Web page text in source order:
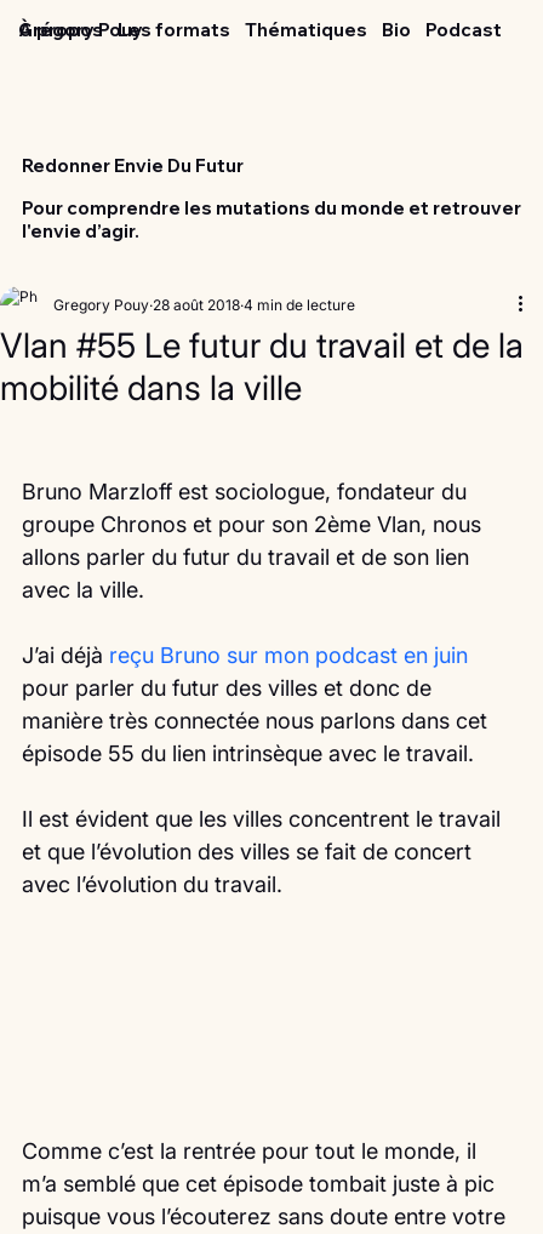
Grégory Pouy
À propos Les formats Thématiques Podcast
Bio
Redonner Envie Du Futur
Pour comprendre les mutations du monde et retrouver
l'envie d’agir.
Vlan #55 Le futur du travail et de la
mobilité dans la ville
Gregory Pouy 28 août 2018 4 min de lecture
Bruno Marzloff est sociologue, fondateur du
groupe Chronos et pour son 2ème Vlan, nous
allons parler du futur du travail et de son lien
avec la ville.
J’ai déjà reçu Bruno sur mon podcast en juin
pour parler du futur des villes et donc de
manière très connectée nous parlons dans cet
épisode 55 du lien intrinsèque avec le travail.
Il est évident que les villes concentrent le travail
et que l’évolution des villes se fait de concert
avec l’évolution du travail.
Comme c’est la rentrée pour tout le monde, il
m’a semblé que cet épisode tombait juste à pic
puisque vous l’écouterez sans doute entre votre